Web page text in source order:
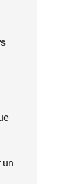
un